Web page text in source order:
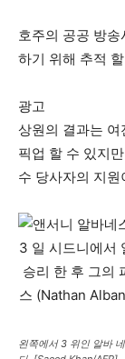
호주의 공공 방
하기 위해 추적
광고
상원의 결과는
픽업 할 수 있지
수 당사자의 지
왼쪽에서 3 위인 알바